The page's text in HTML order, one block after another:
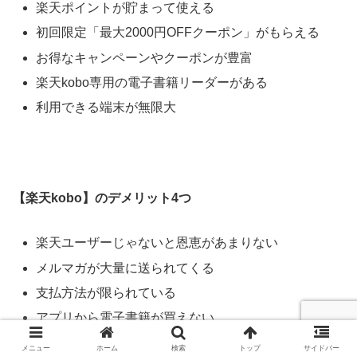
楽天ポイントが貯まって使える
初回限定「最大2000円OFFクーポン」がもらえる
お得なキャンペーンやクーポンが豊富
楽天kobo専用の電子書籍リーダーがある
利用できる端末が無限大
【楽天kobo】のデメリット4つ
楽天ユーザーじゃないと恩恵があまりない
メルマガが大量に送られてくる
支払方法が限られている
アプリから電子書籍が買えない
メニュー ホーム 検索 トップ サイドバー